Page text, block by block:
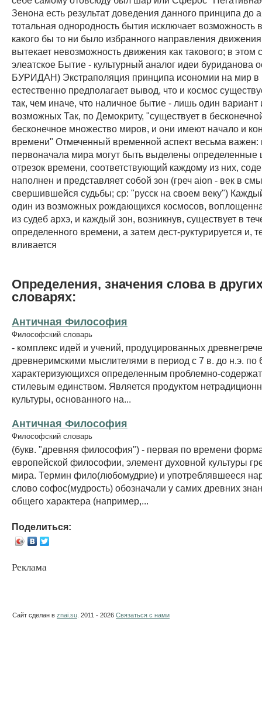
Определения, значения слова в
словарях:
Античная Философия
Философский словарь
- комплекс идей и учений, продуцированных
древнеримскими мыслителями в период с 7 в. до н.э. по
характеризующихся определенным проблемно-
стилевым единством. Является продуктом
культуры, основанного на...
Античная Философия
Философский словарь
(букв. "древняя философия") - первая по времени
европейской философии, элемент духовной культуры
мира. Термин фило(любомудрие) и употреблявшееся
слово софос(мудрость) обозначали у самих древних
общего характера (например,...
Поделиться:
Реклама
Сайт сделан в znai.su . 2011 - 2026 Связаться с нами